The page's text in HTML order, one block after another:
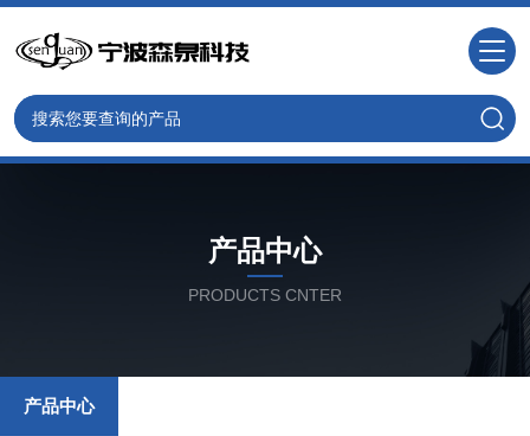
产品中心
PRODUCTS CNTER
产品中心